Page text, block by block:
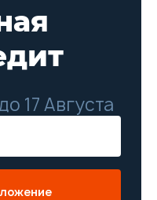
17 Августа